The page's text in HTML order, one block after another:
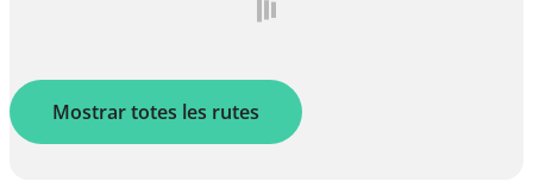
Mostrar totes les rutes